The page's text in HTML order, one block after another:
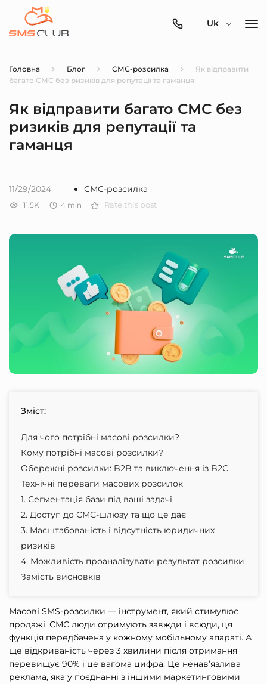
0800-
Uk
Головна Блог СМС-розсилка
Як відправити
багато СМС без ризиків для репутації та гаманця
Як відправити багато СМС без
ризиків для репутації та
гаманця
11/29/2024 СМС-розсилка
11.5K 4 min Rate this post
Зміст:
Для чого потрібні масові розсилки?
Кому потрібні масові розсилки?
Обережні розсилки: B2B та виключення із B2С
Технічні переваги масових розсилок
1. Сегментація бази під ваші задачі
2. Доступ до СМС-шлюзу та що це дає
3. Масштабованість і відсутність юридичних
ризиків
4. Можливість проаналізувати результат розсилки
Замість висновків
Масові SMS-розсилки — інструмент, який стимулює
продажі. СМС люди отримують завжди і всюди, ця
функція передбачена у кожному мобільному апараті. А
ще відкриваність через 3 хвилини після отримання
перевищує 90% і це вагома цифра. Це ненав’язлива
реклама, яка у поєднанні з іншими маркетинговими